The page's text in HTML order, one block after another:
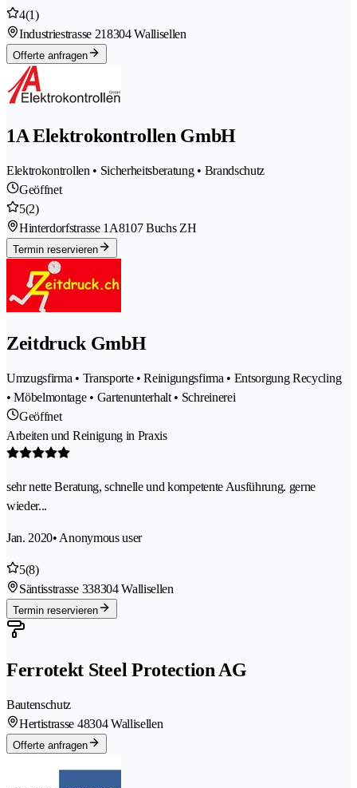
4(1)
Industriestrasse 218304 Wallisellen
Offerte anfragen
1A Elektrokontrollen GmbH
Elektrokontrollen • Sicherheitsberatung • Brandschutz
Geöffnet
5(2)
Hinterdorfstrasse 1A8107 Buchs ZH
Termin reservieren
Zeitdruck GmbH
Umzugsfirma • Transporte • Reinigungsfirma • Entsorgung Recycling
• Möbelmontage • Gartenunterhalt • Schreinerei
Geöffnet
Arbeiten und Reinigung in Praxis
sehr nette Beratung, schnelle und kompetente Ausführung. gerne
wieder...
Jan. 2020• Anonymous user
5(8)
Säntisstrasse 338304 Wallisellen
Termin reservieren
Ferrotekt Steel Protection AG
Bautenschutz
Hertistrasse 48304 Wallisellen
Offerte anfragen